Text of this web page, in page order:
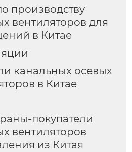
производству
вентиляторов для
в Китае
канальных осевых
в Китае
покупатели
вентиляторов
из Китая